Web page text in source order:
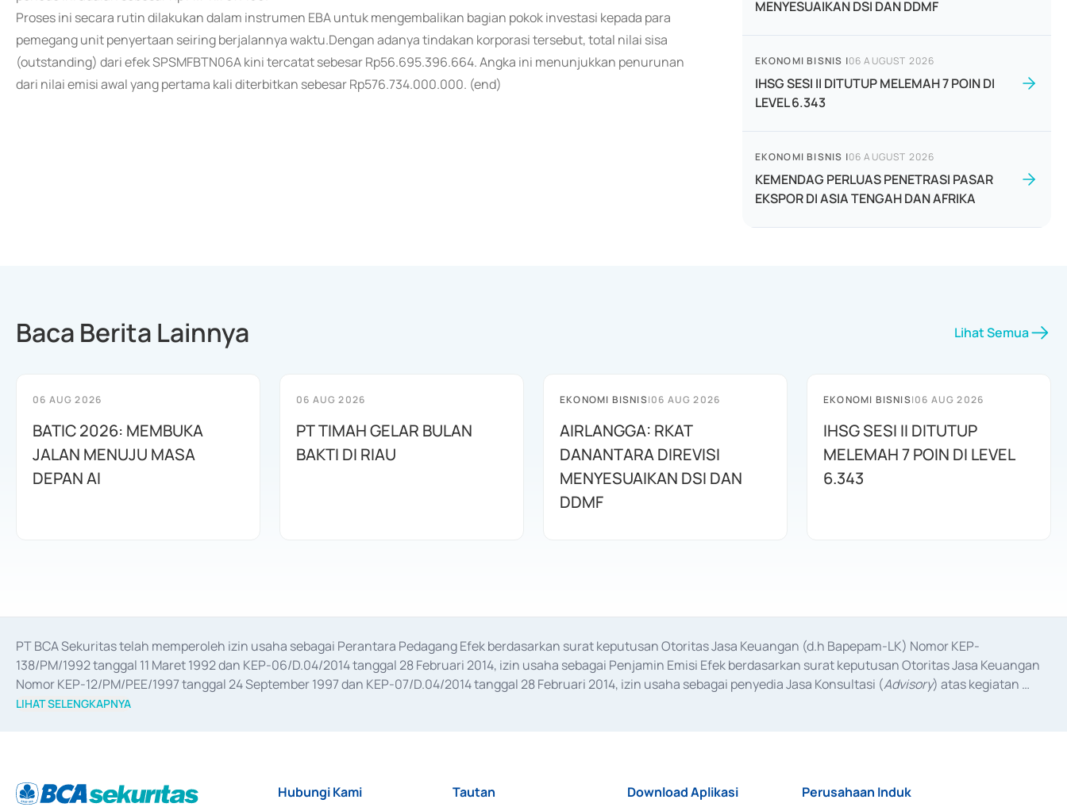
Proses ini secara rutin dilakukan dalam instrumen EBA untuk mengembalikan bagian pokok investasi kepada para
pemegang unit penyertaan seiring berjalannya waktu.Dengan adanya tindakan korporasi tersebut, total nilai sisa
(outstanding) dari efek SPSMFBTN06A kini tercatat sebesar Rp56.695.396.664. Angka ini menunjukkan penurunan
dari nilai emisi awal yang pertama kali diterbitkan sebesar Rp576.734.000.000. (end)
MENYESUAIKAN DSI DAN DDMF
EKONOMI BISNIS |06 AUGUST 2026
IHSG SESI II DITUTUP MELEMAH 7 POIN DI
LEVEL 6.343
EKONOMI BISNIS |06 AUGUST 2026
KEMENDAG PERLUAS PENETRASI PASAR
EKSPOR DI ASIA TENGAH DAN AFRIKA
Baca Berita Lainnya Lihat Semua
06 AUG 2026
BATIC 2026: MEMBUKA
JALAN MENUJU MASA
DEPAN AI
06 AUG 2026
PT TIMAH GELAR BULAN
BAKTI DI RIAU
EKONOMI BISNIS|06 AUG 2026
AIRLANGGA: RKAT
DANANTARA DIREVISI
MENYESUAIKAN DSI DAN
DDMF
EKONOMI BISNIS|06 AUG 2026
IHSG SESI II DITUTUP
MELEMAH 7 POIN DI LEVEL
6.343
PT BCA Sekuritas telah memperoleh izin usaha sebagai Perantara Pedagang Efek berdasarkan surat keputusan Otoritas Jasa Keuangan (d.h Bapepam-LK) Nomor KEP-
138/PM/1992 tanggal 11 Maret 1992 dan KEP-06/D.04/2014 tanggal 28 Februari 2014, izin usaha sebagai Penjamin Emisi Efek berdasarkan surat keputusan Otoritas Jasa Keuangan
Nomor KEP-12/PM/PEE/1997 tanggal 24 September 1997 dan KEP-07/D.04/2014 tanggal 28 Februari 2014, izin usaha sebagai penyedia Jasa Konsultasi (Advisory) atas kegiatan
merger, akuisisi, divestasi, dan
LIHAT SELENGKAPNYA
Hubungi Kami Tautan Download Aplikasi Perusahaan Induk